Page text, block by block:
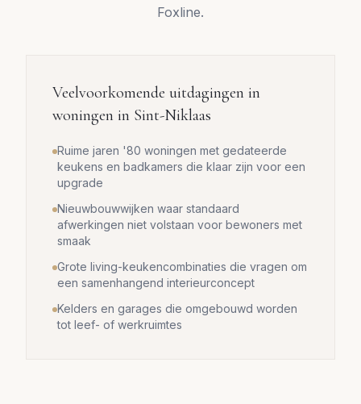
Foxline.
Veelvoorkomende uitdagingen in
woningen in Sint-Niklaas
Ruime jaren '80 woningen met gedateerde
keukens en badkamers die klaar zijn voor een
upgrade
Nieuwbouwwijken waar standaard
afwerkingen niet volstaan voor bewoners met
smaak
Grote living-keukencombinaties die vragen om
een samenhangend interieurconcept
Kelders en garages die omgebouwd worden
tot leef- of werkruimtes